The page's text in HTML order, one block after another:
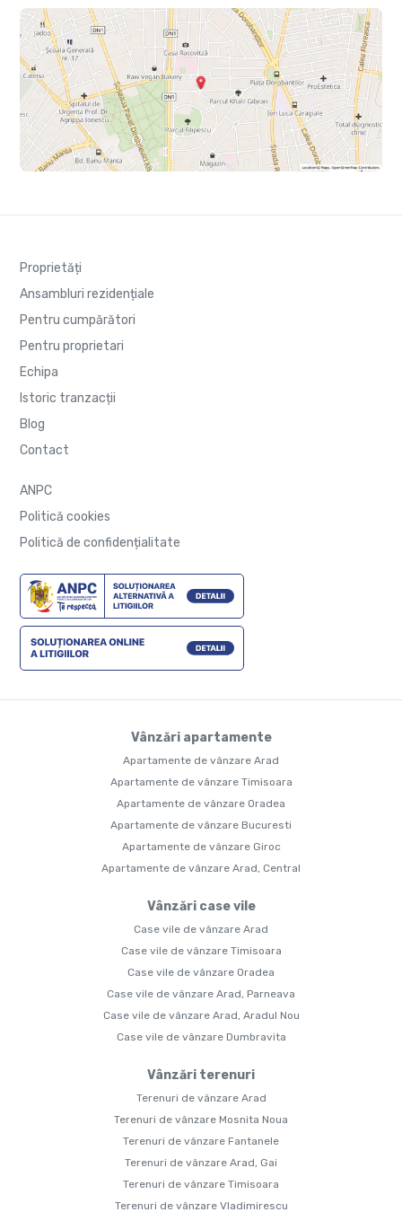
Proprietăți
Ansambluri rezidențiale
Pentru cumpărători
Pentru proprietari
Echipa
Istoric tranzacții
Blog
Contact
ANPC
Politică cookies
Politică de confidențialitate
Vânzări apartamente
Apartamente de vânzare Arad
Apartamente de vânzare Timisoara
Apartamente de vânzare Oradea
Apartamente de vânzare Bucuresti
Apartamente de vânzare Giroc
Apartamente de vânzare Arad, Central
Vânzări case vile
Case vile de vânzare Arad
Case vile de vânzare Timisoara
Case vile de vânzare Oradea
Case vile de vânzare Arad, Parneava
Case vile de vânzare Arad, Aradul Nou
Case vile de vânzare Dumbravita
Vânzări terenuri
Terenuri de vânzare Arad
Terenuri de vânzare Mosnita Noua
Terenuri de vânzare Fantanele
Terenuri de vânzare Arad, Gai
Terenuri de vânzare Timisoara
Terenuri de vânzare Vladimirescu